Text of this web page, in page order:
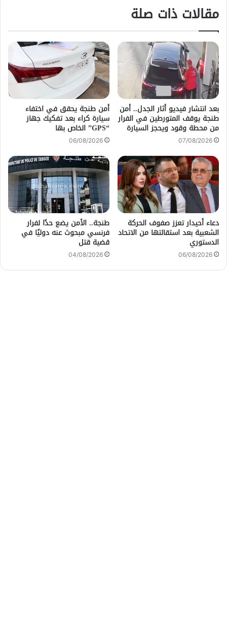
مقالات ذات صلة
بعد انتشار فيديو أثار الجدل.. أمن
طنجة يوقف المتورطين في الفرار
من محطة وقود ويحجز السيارة
07/08/2026
أمن طنجة يحقق في اختفاء
سيارة كراء بعد تفكيك جهاز
“GPS” الخاص بها
06/08/2026
دعاء أحيدار تعزز صفوف الحركة
الشعبية بعد استقالتها من الاتحاد
الدستوري
06/08/2026
طنجة.. الأمن يضع حدًا لفرار
فرنسي مبحوث عنه دوليًا في
قضية قتل
04/08/2026